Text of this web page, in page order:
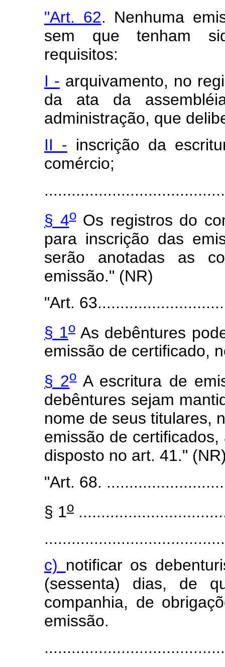
"Art. 62. Nenhuma
sem que tenham
requisitos:
I - arquivamento, no
da ata da
administração, que
II - inscrição da
comércio;
§ 4oOs registros do
para inscrição das
serão anotadas as
emissão." (NR)
"Art.
§ 1oAs debêntures
emissão de certificado,
§ 2oA escritura de
debêntures sejam
nome de seus titulares,
emissão de
disposto no art. 41."
"Art. 68.
§ 1o
c) notificar os
(sessenta) dias, de
companhia, de
emissão.